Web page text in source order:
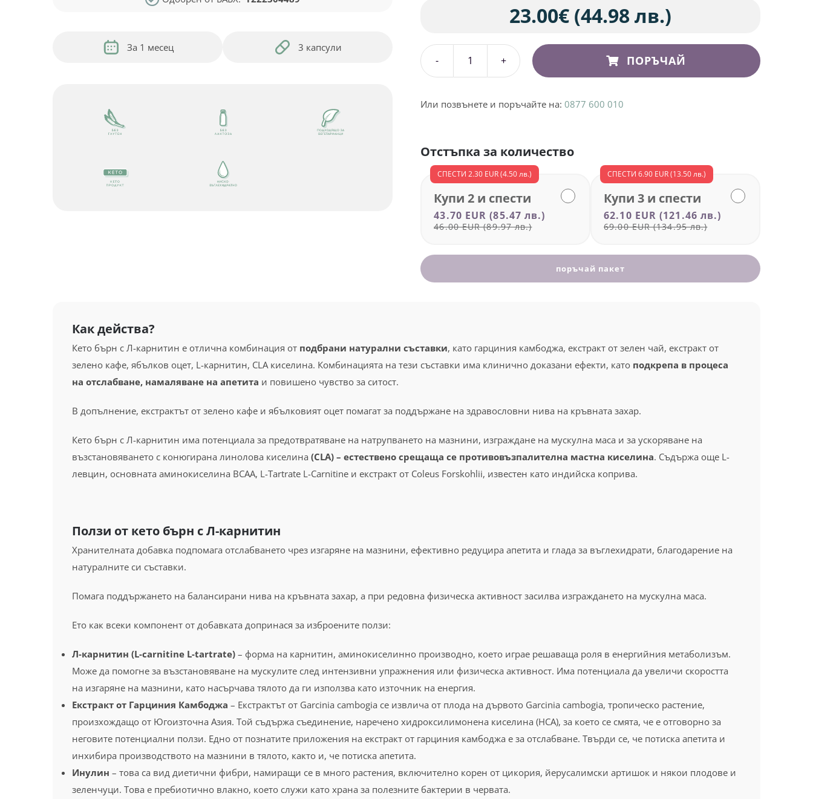
За 1 месец 3 капсули
23.00€ (44.98 лв.)
количество
Кето
Л-
карнитин
за
стапяне
на
ПОРЪЧАЙ
Или позвънете и поръчайте на:0877 600 010
Отстъпка за количество
СПЕСТИ2.30 EUR(4.50 лв.)
Купи 2 и спести
43.70 EUR(85.47 лв.)
46.00 EUR(89.97 лв.)
СПЕСТИ6.90 EUR(13.50 лв.)
Купи 3 и спести
62.10 EUR(121.46 лв.)
69.00 EUR(134.95 лв.)
поръчай пакет
Как действа?
Кето бърн с Л-карнитин е отлична комбинация от подбрани натурални съставки, като гарциния камбоджа, екстракт от зелен чай, екстракт от
зелено кафе, ябълков оцет, L-карнитин, CLA киселина. Комбинацията на тези съставки има клинично доказани ефекти, като подкрепа в процеса
на отслабване, намаляване на апетита и повишено чувство за ситост.
В допълнение, екстрактът от зелено кафе и ябълковият оцет помагат за поддържане на здравословни нива на кръвната захар.
Кето бърн с Л-карнитин има потенциала за предотвратяване на натрупването на мазнини, изграждане на мускулна маса и за ускоряване на
възстановяването с конюгирана линолова киселина (CLA) – естествено срещаща се противовъзпалителна мастна киселина. Съдържа още L-
левцин, основната аминокиселина BCAA, L-Tartrate L-Carnitine и екстракт от Coleus Forskohlii, известен като индийска коприва.
Ползи от кето бърн с Л-карнитин
Хранителната добавка подпомага отслабването чрез изгаряне на мазнини, ефективно редуцира апетита и глада за въглехидрати, благодарение на
натуралните си съставки.
Помага поддържането на балансирани нива на кръвната захар, а при редовна физическа активност засилва изграждането на мускулна маса.
Ето как всеки компонент от добавката допринася за изброените ползи:
Л-карнитин (L-carnitine L-tartrate)– форма на карнитин, аминокиселинно производно, което играе решаваща роля в енергийния метаболизъм.
Може да помогне за възстановяване на мускулите след интензивни упражнения или физическа активност. Има потенциала да увеличи скоростта
на изгаряне на мазнини, като насърчава тялото да ги използва като източник на енергия.
Екстракт от Гарциния Камбоджа – Екстрактът от Garcinia cambogia се извлича от плода на дървото Garcinia cambogia, тропическо растение,
произхождащо от Югоизточна Азия. Той съдържа съединение, наречено хидроксилимонена киселина (HCA), за което се смята, че е отговорно за
неговите потенциални ползи. Едно от познатите приложения на екстракт от гарциния камбоджа е за отслабване. Твърди се, че потиска апетита и
инхибира производството на мазнини в тялото, както и, че потиска апетита.
Инулин – това са вид диетични фибри, намиращи се в много растения, включително корен от цикория, йерусалимски артишок и някои плодове и
зеленчуци. Това е пребиотично влакно, което служи като храна за полезните бактерии в червата.